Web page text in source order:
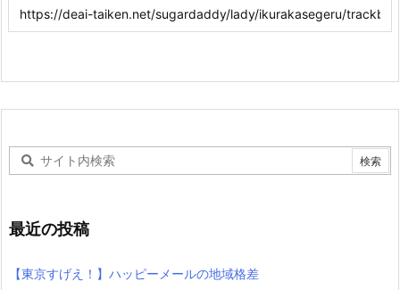
最近の投稿
【東京すげえ！】ハッピーメールの地域格差